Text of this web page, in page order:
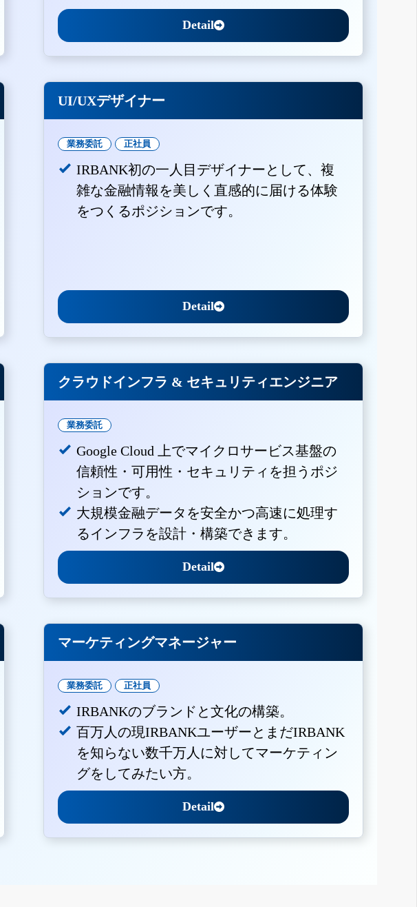
Detail
UI/UXデザイナー
業務委託 正社員
IRBANK初の一人目デザイナーとして、複
雑な金融情報を美しく直感的に届ける体験
をつくるポジションです。
Detail
クラウドインフラ & セキュリティエンジニア
業務委託
Google Cloud 上でマイクロサービス基盤の
信頼性・可用性・セキュリティを担うポジ
ションです。
大規模金融データを安全かつ高速に処理す
るインフラを設計・構築できます。
Detail
マーケティングマネージャー
業務委託 正社員
IRBANKのブランドと文化の構築。
百万人の現IRBANKユーザーとまだIRBANK
を知らない数千万人に対してマーケティン
グをしてみたい方。
Detail